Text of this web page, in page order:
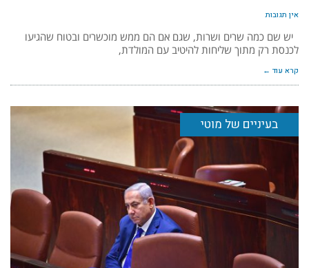
אין תגובות
יש שם כמה שרים ושרות, שגם אם הם ממש מוכשרים ובטוח שהגיעו
לכנסת רק מתוך שליחות להיטיב עם המולדת,
קרא עוד ←
בעיניים של מוטי